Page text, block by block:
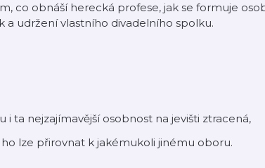
co obnáší herecká profese, jak se formuje
udržení vlastního divadelního spolku.
i ta nejzajímavější osobnost na jevišti ztracená,
ho lze přirovnat k jakémukoli jinému oboru.